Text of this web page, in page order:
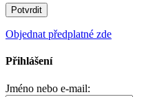
Objednat předplatné zde
Přihlášení
Jméno nebo e-mail: